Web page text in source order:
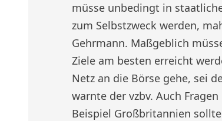
müsse unbedingt in
zum Selbstzweck werden,
Gehrmann. Maßgeblich
Ziele am besten erreicht
Netz an die Börse gehe, sei
warnte der vzbv. Auch
Beispiel Großbritannien